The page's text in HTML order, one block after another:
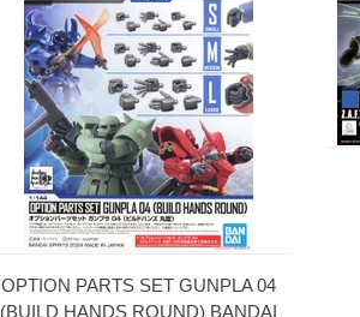
OPTION PARTS SET GUNPLA 04
(BUILD HANDS ROUND) BANDAI